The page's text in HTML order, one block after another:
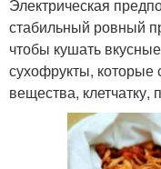
Электрическая
стабильный ровный
чтобы кушать
сухофрукты,
вещества, клетчатку,